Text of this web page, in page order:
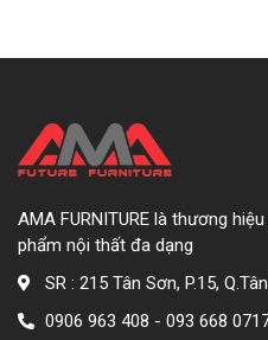
AMA FURNITURE là thương
phẩm nội thất đa dạng
SR : 215 Tân Sơn, P.15,
0906 963 408 - 093 668